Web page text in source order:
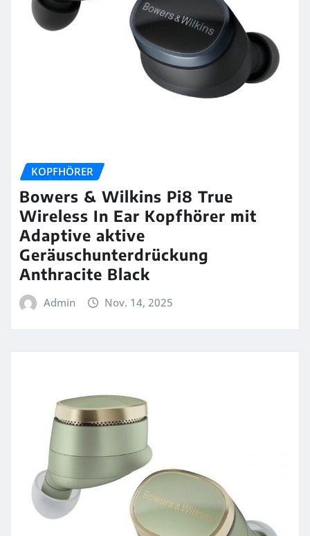
KOPFHÖRER
Bowers & Wilkins Pi8 True
Wireless In Ear Kopfhörer mit
Adaptive aktive
Geräuschunterdrückung
Anthracite Black
Admin Nov. 14, 2025